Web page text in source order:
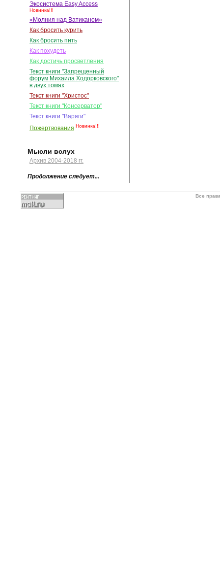
Экосистема Easy Access
Новинка!!!
«Молния над Ватиканом»
Как бросить курить
Как бросить пить
Как похудеть
Как достичь просветления
Текст книги "Запрещенный
форум Михаила Ходорковского"
в двух томах
Текст книги "Христос"
Текст книги "Консерватор"
Текст книги "Варяги"
Пожертвования Новинка!!!
Мысли вслух
Архив 2004-2018 гг.
Продолжение следует...
Все